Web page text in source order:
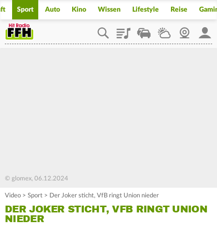
Sport Auto Kino Wissen Lifestyle Reise
PlaylistStaupilotWetterWebcam
© glomex, 06.12.2024
Video > Sport > Der Joker sticht, VfB ringt Union nieder
DER JOKER STICHT, VFB RINGT UNION
NIEDER